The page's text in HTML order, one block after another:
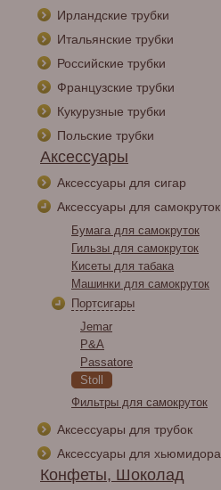
Ирландские трубки
Итальянские трубки
Российские трубки
Французские трубки
Кукурузные трубки
Польские трубки
Аксессуары
Аксессуары для сигар
Аксессуары для самокруток
Бумага для самокруток
Гильзы для самокруток
Кисеты для табака
Машинки для самокруток
Портсигары
Jemar
P&A
Passatore
Stoll
Фильтры для самокруток
Аксессуары для трубок
Аксессуары для хьюмидора
Конфеты, Шоколад